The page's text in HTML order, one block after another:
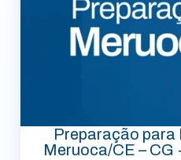
Preparação para
Meruoca/CE – CG